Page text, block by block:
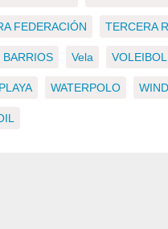
FEDERACIÓN TERCERA
BARRIOS Vela VOLEIBOL
WATERPOLO